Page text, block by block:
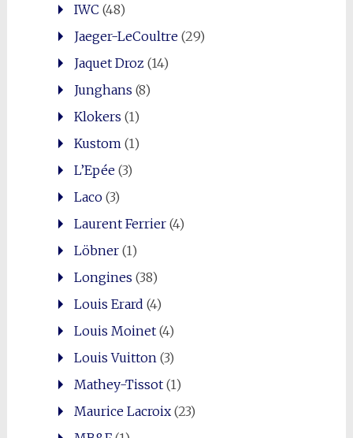
IWC (48)
Jaeger-LeCoultre(29)
Jaquet Droz (14)
Junghans (8)
Klokers (1)
Kustom (1)
L’Epée(3)
Laco(3)
Laurent Ferrier(4)
Löbner(1)
Longines (38)
Louis Erard (4)
Louis Moinet(4)
Louis Vuitton (3)
Mathey-Tissot(1)
Maurice Lacroix(23)